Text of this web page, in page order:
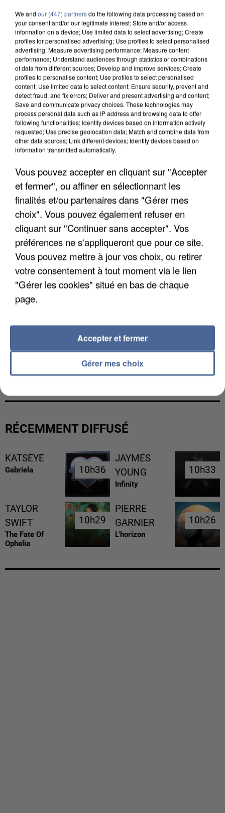
L’UN DES FONDATEURS SUPPOSÉS DE LA DZ
MAFIA INTERPELLÉ EN ALGÉRIE
UN SECOND CADRE DE LA DZ MAFIA
INTERPELLÉ EN ALGÉRIE
RÉCEMMENT DIFFUSÉ
KATSEYE
Gabriela 10h36
10h36
JAYMES
YOUNG
Infinity
10h33
10h33
TAYLOR
SWIFT
The Fate Of
Ophelia
10h29
10h29
PIERRE
GARNIER
L'horizon
10h26
10h26
We and our (447) partnersdo the following data processing based on
your consent and/or our legitimate interest: Store and/or access
information on a device; Use limited data to select advertising; Create
profiles for personalised advertising; Use profiles to select personalised
advertising; Measure advertising performance; Measure content
performance; Understand audiences through statistics or combinations
of data from different sources; Develop and improve services; Create
profiles to personalise content; Use profiles to select personalised
content; Use limited data to select content; Ensure security, prevent and
detect fraud, and fix errors; Deliver and present advertising and content;
Save and communicate privacy choices. These technologies may
process personal data such as IP address and browsing data to offer
following functionalities: Identify devices based on information actively
requested; Use precise geolocation data; Match and combine data from
other data sources; Link different devices; Identify devices based on
information transmitted automatically.
Vous pouvez accepter en cliquant sur "Accepter
et fermer", ou affiner en sélectionnant les
finalités et/ou partenaires dans "Gérer mes
choix". Vous pouvez également refuser en
cliquant sur "Continuer sans accepter". Vos
préférences ne s'appliqueront que pour ce site.
Vous pouvez mettre à jour vos choix, ou retirer
votre consentement à tout moment via le lien
"Gérer les cookies" situé en bas de chaque
page.
Gérer mes choix
Accepter et fermer